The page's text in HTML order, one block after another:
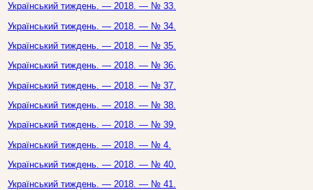
Український тиждень. — 2018. — № 33.
Український тиждень. — 2018. — № 34.
Український тиждень. — 2018. — № 35.
Український тиждень. — 2018. — № 36.
Український тиждень. — 2018. — № 37.
Український тиждень. — 2018. — № 38.
Український тиждень. — 2018. — № 39.
Український тиждень. — 2018. — № 4.
Український тиждень. — 2018. — № 40.
Український тиждень. — 2018. — № 41.